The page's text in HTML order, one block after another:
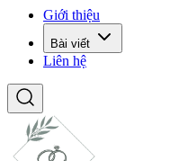
Giới thiệu
Bài viết
Liên hệ